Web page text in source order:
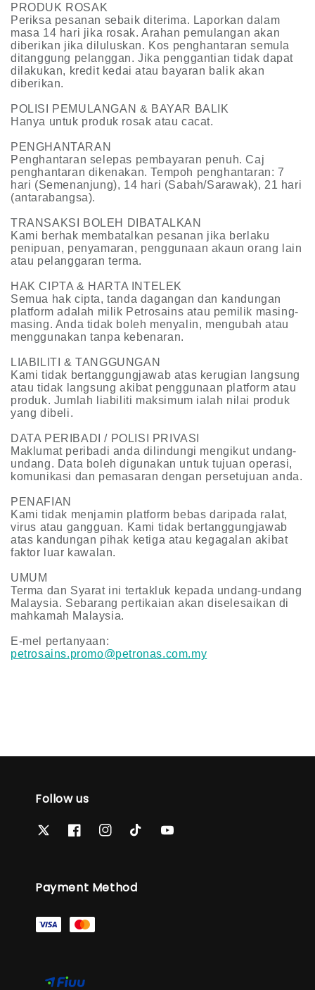
PRODUK ROSAK
Periksa pesanan sebaik diterima. Laporkan dalam
masa 14 hari jika rosak. Arahan pemulangan akan
diberikan jika diluluskan. Kos penghantaran semula
ditanggung pelanggan. Jika penggantian tidak dapat
dilakukan, kredit kedai atau bayaran balik akan
diberikan.
POLISI PEMULANGAN & BAYAR BALIK
Hanya untuk produk rosak atau cacat.
PENGHANTARAN
Penghantaran selepas pembayaran penuh. Caj
penghantaran dikenakan. Tempoh penghantaran: 7
hari (Semenanjung), 14 hari (Sabah/Sarawak), 21 hari
(antarabangsa).
TRANSAKSI BOLEH DIBATALKAN
Kami berhak membatalkan pesanan jika berlaku
penipuan, penyamaran, penggunaan akaun orang lain
atau pelanggaran terma.
HAK CIPTA & HARTA INTELEK
Semua hak cipta, tanda dagangan dan kandungan
platform adalah milik Petrosains atau pemilik masing-
masing. Anda tidak boleh menyalin, mengubah atau
menggunakan tanpa kebenaran.
LIABILITI & TANGGUNGAN
Kami tidak bertanggungjawab atas kerugian langsung
atau tidak langsung akibat penggunaan platform atau
produk. Jumlah liabiliti maksimum ialah nilai produk
yang dibeli.
DATA PERIBADI / POLISI PRIVASI
Maklumat peribadi anda dilindungi mengikut undang-
undang. Data boleh digunakan untuk tujuan operasi,
komunikasi dan pemasaran dengan persetujuan anda.
PENAFIAN
Kami tidak menjamin platform bebas daripada ralat,
virus atau gangguan. Kami tidak bertanggungjawab
atas kandungan pihak ketiga atau kegagalan akibat
faktor luar kawalan.
UMUM
Terma dan Syarat ini tertakluk kepada undang-undang
Malaysia. Sebarang pertikaian akan diselesaikan di
mahkamah Malaysia.
E-mel pertanyaan:
petrosains.promo@petronas.com.my
Follow us
Payment Method